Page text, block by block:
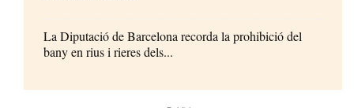
La Diputació de Barcelona recorda la prohibició del
bany en rius i rieres dels...